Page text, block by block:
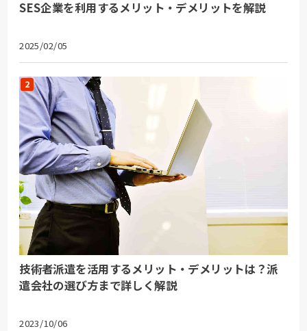
SES企業を利用するメリット・デメリットを解説
2025/02/05
技術者派遣を活用するメリット・デメリットは？派
遣会社の選び方まで詳しく解説
2023/10/06